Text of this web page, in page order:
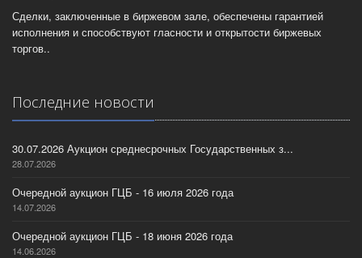
Сделки, заключенные в биржевом зале, обеспечены гарантией
исполнения и способствуют гласности и открытости биржевых
торгов..
Последние новости
30.07.2026 Аукцион среднесрочных Государственных з...
28.07.2026
Очередной аукцион ГЦБ - 16 июля 2026 года
14.07.2026
Очередной аукцион ГЦБ - 18 июня 2026 года
14.06.2026